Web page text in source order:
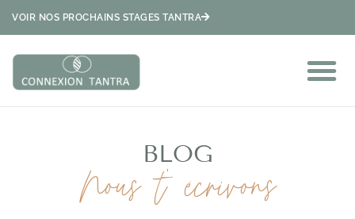
VOIR NOS PROCHAINS STAGES TANTRA
BLOG
Nous t' écrivons